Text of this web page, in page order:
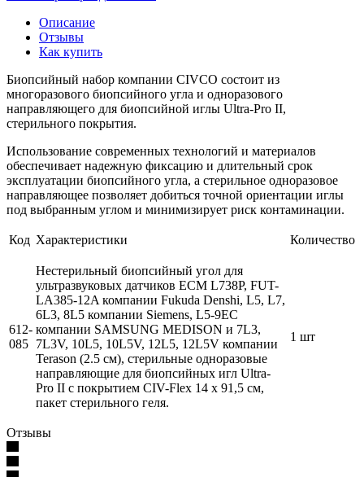
Описание
Отзывы
Как купить
Биопсийный набор компании CIVCO состоит из
многоразового биопсийного угла и одноразового
направляющего для биопсийной иглы Ultra-Pro II,
стерильного покрытия.
Использование современных технологий и материалов
обеспечивает надежную фиксацию и длительный срок
эксплуатации биопсийного угла, а стерильное одноразовое
направляющее позволяет добиться точной ориентации иглы
под выбранным углом и минимизирует риск контаминации.
Код Характеристики Количество
612-
085
Нестерильный биопсийный угол для
ультразвуковых датчиков ECM L738P, FUT-
LA385-12A компании Fukuda Denshi, L5, L7,
6L3, 8L5 компании Siemens, L5-9EC
компании SAMSUNG MEDISON и 7L3,
7L3V, 10L5, 10L5V, 12L5, 12L5V компании
Terason (2.5 см), стерильные одноразовые
направляющие для биопсийных игл Ultra-
Pro II с покрытием CIV-Flex 14 x 91,5 см,
пакет стерильного геля.
1 шт
Отзывы